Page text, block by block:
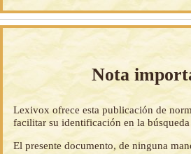
Nota
Lexivox ofrece esta publicación de
facilitar su identificación en la
El presente documento, de ninguna